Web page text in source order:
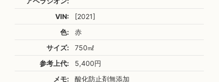
VIN:
[2021]
色:
赤
サイズ:
750㎖
参考上代:
5,400円
メモ:
酸化防止剤無添加